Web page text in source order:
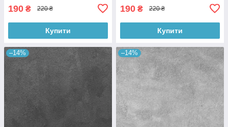
190 ₴ 220 ₴
Купити
190 ₴ 220 ₴
Купити
–14% –14%